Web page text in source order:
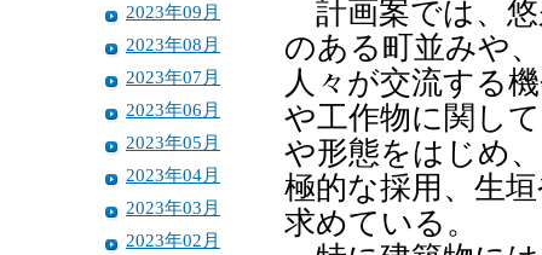
2023年09月
2023年08月
2023年07月
2023年06月
2023年05月
2023年04月
2023年03月
2023年02月
計画案では、悠
のある町並みや
人々が交流する
や工作物に関し
や形態をはじめ
極的な採用、生
求めている。